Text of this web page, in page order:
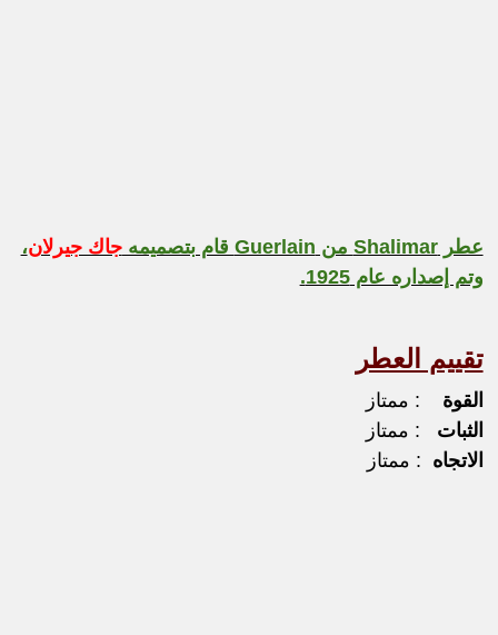
عطر Shalimar من Guerlain قام بتصميمه جاك جيرلان،
وتم إصداره عام 1925.
تقييم العطر
القوة : ممتاز
الثبات : ممتاز
الاتجاه : ممتاز